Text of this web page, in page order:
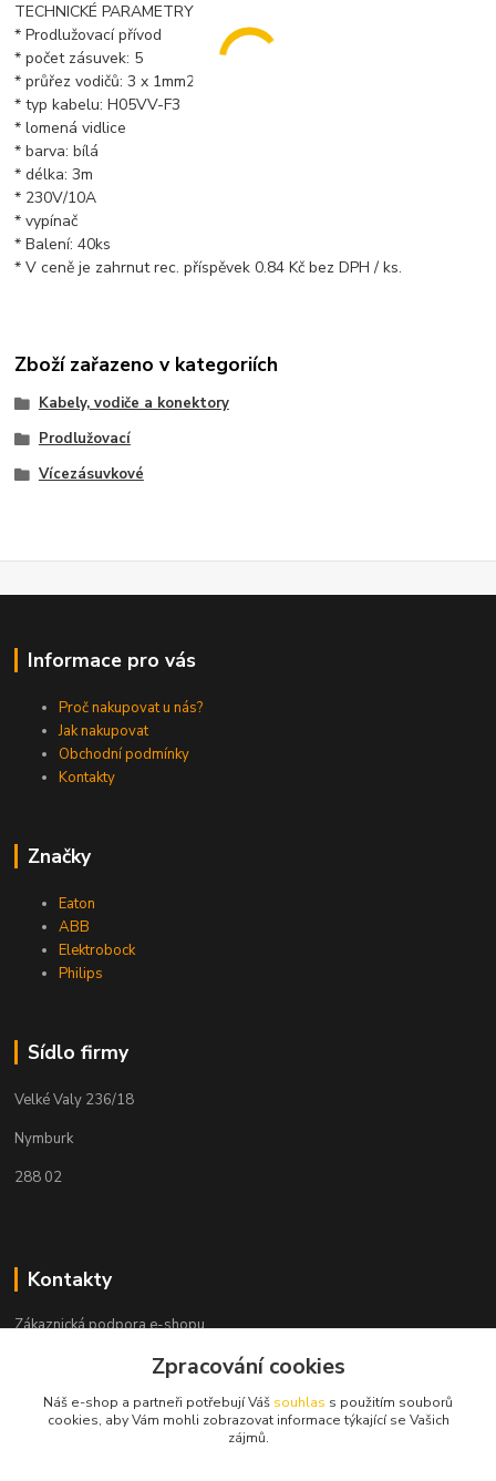
TECHNICKÉ PARAMETRY
* Prodlužovací přívod
* počet zásuvek: 5
* průřez vodičů: 3 x 1mm2
* typ kabelu: H05VV-F3
* lomená vidlice
* barva: bílá
* délka: 3m
* 230V/10A
* vypínač
* Balení: 40ks
* V ceně je zahrnut rec. příspěvek 0.84 Kč bez DPH / ks.
Zboží zařazeno v kategoriích
Kabely, vodiče a konektory
Prodlužovací
Vícezásuvkové
Informace pro vás
Proč nakupovat u nás?
Jak nakupovat
Obchodní podmínky
Kontakty
Značky
Eaton
ABB
Elektrobock
Philips
Sídlo firmy
Velké Valy 236/18
Nymburk
288 02
Kontakty
Zákaznická podpora e-shopu
info@elektronymburk.cz
Zpracování cookies
Náš e-shop a partneři potřebují Váš souhlas s použitím souborů
cookies, aby Vám mohli zobrazovat informace týkající se Vašich
zájmů.